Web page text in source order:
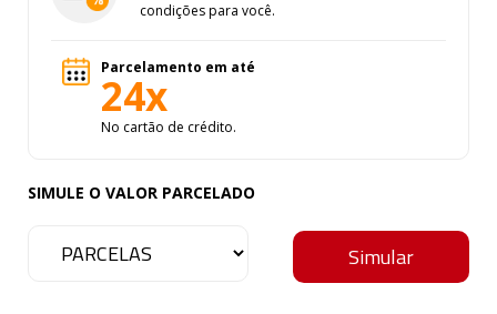
condições para você.
Parcelamento em até
24x
No cartão de crédito.
SIMULE O VALOR PARCELADO